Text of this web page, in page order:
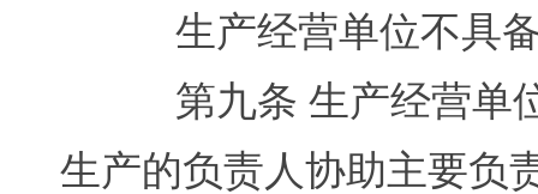
生产经营单位不具备
第九条 生产经营单位
生产的负责人协助主要负